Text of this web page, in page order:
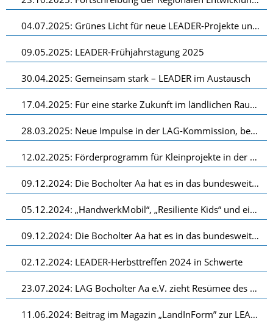
04.07.2025: Grünes Licht für neue LEADER-Projekte und Austausch mit der LEADER-Region Achterhoek (NL)
09.05.2025: LEADER-Frühjahrstagung 2025
30.04.2025: Gemeinsam stark – LEADER im Austausch
17.04.2025: Für eine starke Zukunft im ländlichen Raum – LEADER braucht Ihre Stimme!
28.03.2025: Neue Impulse in der LAG-Kommission, beschlossenes LEADER-Projekt und Blick auf die Kleinprojekte-Förderung
12.02.2025: Förderprogramm für Kleinprojekte in der LEADER-Region „Bocholter Aa“
09.12.2024: Die Bocholter Aa hat es in das bundesweite Magazin “LandInForm” geschafft
05.12.2024: „HandwerkMobil“, „Resiliente Kids“ und ein neuer Pop-Up Store – Die LEADER-Region Bocholter Aa beschließt drei neue LEADER-Projekte
09.12.2024: Die Bocholter Aa hat es in das bundesweite Magazin „LandInForm“ geschafft
02.12.2024: LEADER-Herbsttreffen 2024 in Schwerte
23.07.2024: LAG Bocholter Aa e.V. zieht Resümee des geförderten E-Carsharing-Projektes
11.06.2024: Beitrag im Magazin „LandInForm” zur LEADER-Region “Bocholter Aa”